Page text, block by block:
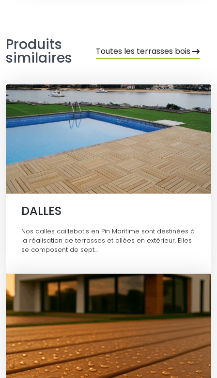
Produits
similaires Toutes les terrasses bois
DALLES
Nos dalles caillebotis en Pin Maritime sont destinées à
la réalisation de terrasses et allées en extérieur. Elles
se composent de sept…